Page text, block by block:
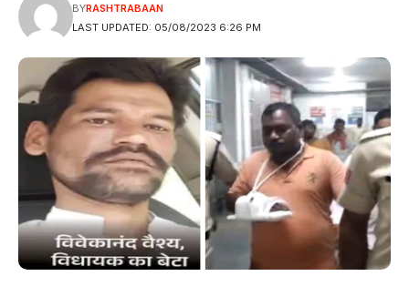
LAST UPDATED: 05/08/2023 6:26 PM
BYRASHTRABAAN